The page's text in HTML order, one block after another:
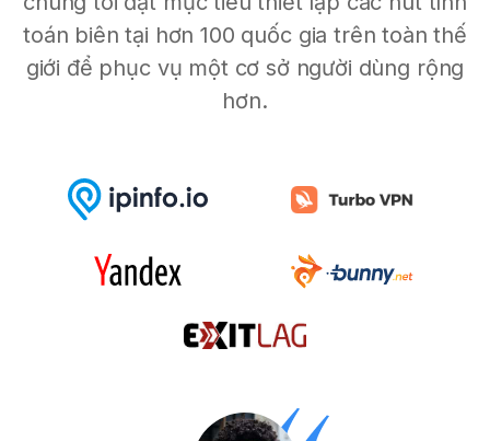
toán biên tại hơn 100 quốc gia trên toàn thế
giới để phục vụ một cơ sở người dùng rộng
hơn.